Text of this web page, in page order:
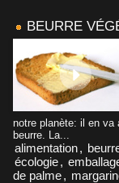
BEURRE
notre planète: il en va
beurre. La...
alimentation,
écologie,
de palme,